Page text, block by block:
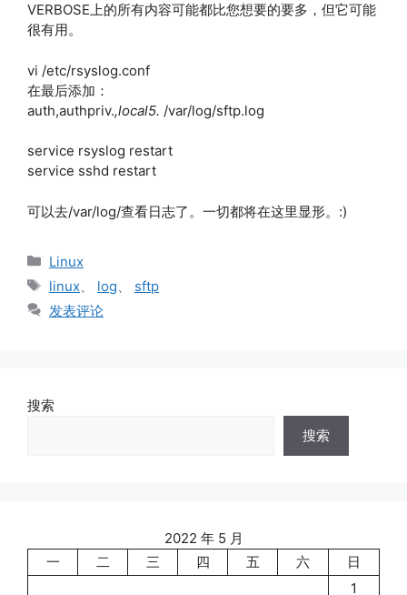
VERBOSE上的所有内容可能都比您想要的要多，但它可能
很有用。
vi /etc/rsyslog.conf
在最后添加：
auth,authpriv.,local5. /var/log/sftp.log
service rsyslog restart
service sshd restart
可以去/var/log/查看日志了。一切都将在这里显形。:)
分
类
Linux
标
签
linux log
sftp
发表评论
搜索
搜索
2022 年 5 月
一
二 三 四 五 六
日
1